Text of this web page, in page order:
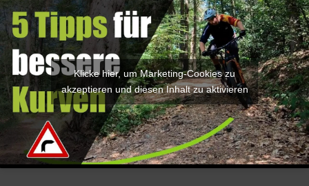
Klicke hier, um Marketing-Cookies zu
akzeptieren und diesen Inhalt zu aktivieren